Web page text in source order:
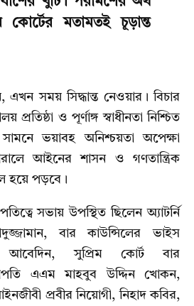
মতামতই চূড়ান্ত
এখন সময় সিদ্ধান্ত নেওয়ার। বিচার
প্রতিষ্ঠা ও পূর্ণাঙ্গ স্বাধীনতা নিশ্চিত
ভয়াবহ অনিশ্চয়তা অপেক্ষা
আইনের শাসন ও গণতান্ত্রিক
হয়ে পড়বে।
সভায় উপস্থিত ছিলেন অ্যাটর্নি
বার কাউন্সিলের ভাইস
আবেদিন, সুপ্রিম কোর্ট বার
এএম মাহবুব উদ্দিন খোকন,
প্রবীর নিয়োগী, নিহাদ কবির,